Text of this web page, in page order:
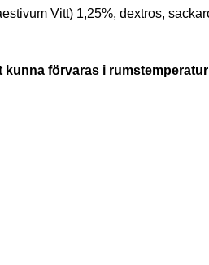
Vitt) 1,25%, dextros,
förvaras i